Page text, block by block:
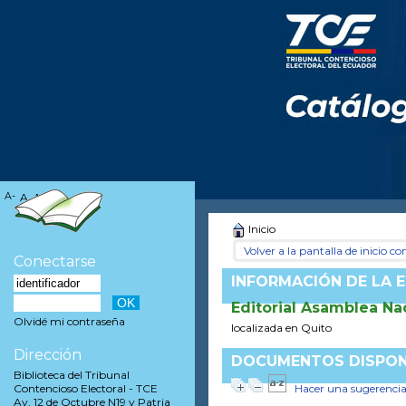
Inicio
Volver a la pantalla de inicio
INFORMACIÓN DE LA
Editorial Asamblea
localizada en Quito
DOCUMENTOS
Hacer una sugerencia
A- A A+
Conectarse
Olvidé mi contraseña
Dirección
Biblioteca del Tribunal
Contencioso Electoral - TCE
Av. 12 de Octubre N19 y Patria